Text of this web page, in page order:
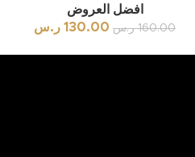
افضل العروض
160.00 ر.س 130.00 ر.س